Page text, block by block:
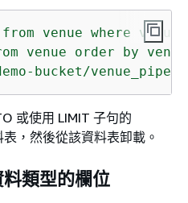
venue where
venue order by
bucket/venue_pipe_'
或使用 LIMIT 子句的
表，然後從該資料表卸載。
類型的欄位